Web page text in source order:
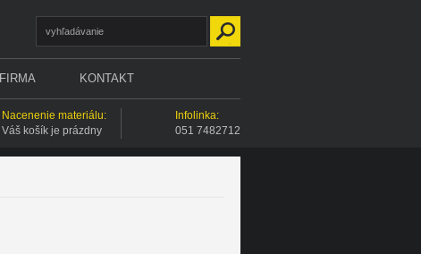
FIRMA KONTAKT
Infolinka:
051 7482712
Nacenenie materiálu:
Váš košík je prázdny